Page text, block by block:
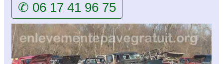
✆ 06 17 41 96 75